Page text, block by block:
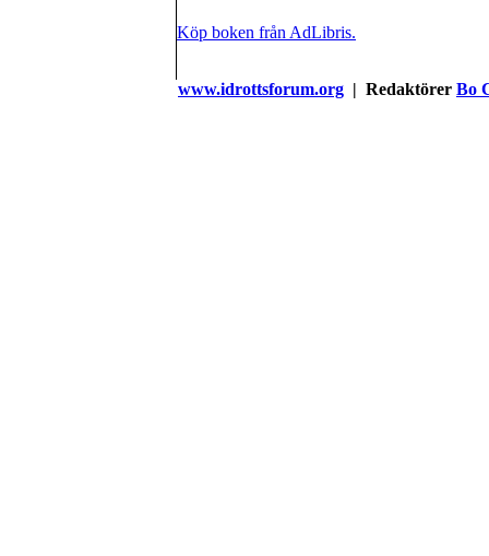
Köp boken från AdLibris.
www.idrottsforum.org | Redaktörer Bo